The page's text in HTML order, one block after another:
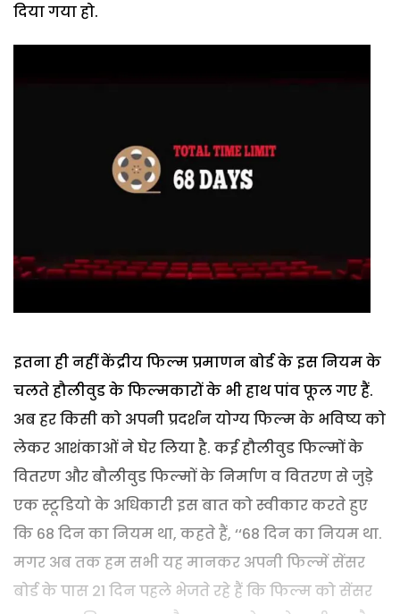
दिया गया हो.
इतना ही नहीं केंद्रीय फिल्म प्रमाणन बोर्ड के इस नियम के
चलते हौलीवुड के फिल्मकारों के भी हाथ पांव फूल गए हैं.
अब हर किसी को अपनी प्रदर्शन योग्य फिल्म के भविष्य को
लेकर आशंकाओं ने घेर लिया है. कई हौलीवुड फिल्मों के
वितरण और बौलीवुड फिल्मों के निर्माण व वितरण से जुड़े
एक स्टूडियो के अधिकारी इस बात को स्वीकार करते हुए
कि 68 दिन का नियम था, कहते हैं, ‘‘68 दिन का नियम था.
मगर अब तक हम सभी यह मानकर अपनी फिल्में सेंसर
बोर्ड के पास 21 दिन पहले भेजते रहे हैं कि फिल्म को सेंसर